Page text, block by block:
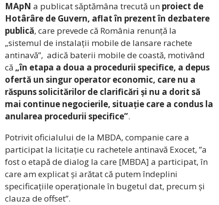
MApN a publicat săptămâna trecută un proiect de
Hotârâre de Guvern, aflat în prezent în dezbatere
publică, care prevede că România renunță la
„sistemul de instalații mobile de lansare rachete
antinavă”, adică baterii mobile de coastă, motivând
că „în etapa a doua a procedurii specifice, a depus
ofertă un singur operator economic, care nu a
răspuns solicitărilor de clarificări și nu a dorit să
mai continue negocierile, situație care a condus la
anularea procedurii specifice”.
Potrivit oficialului de la MBDA, companie care a
participat la licitație cu rachetele antinavă Exocet, ”a
fost o etapă de dialog la care [MBDA] a participat, în
care am explicat și arătat că putem îndeplini
specificațiile operaționale în bugetul dat, precum și
clauza de offset”.